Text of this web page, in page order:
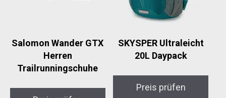
Salomon Wander GTX
Herren
Trailrunningschuhe
SKYSPER Ultraleicht
20L Daypack
Preis prüfen